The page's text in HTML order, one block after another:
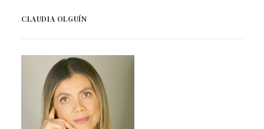
CLAUDIA OLGUÍN